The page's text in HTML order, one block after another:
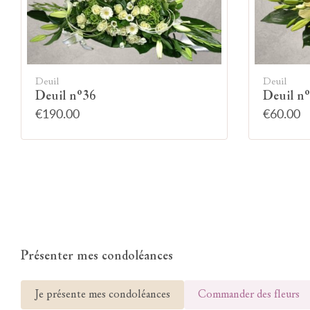
Deuil
Deuil n°36
€190.00
Deuil
Deuil
€60.00
Présenter mes condoléances
Je présente mes condoléances Commander des fleurs